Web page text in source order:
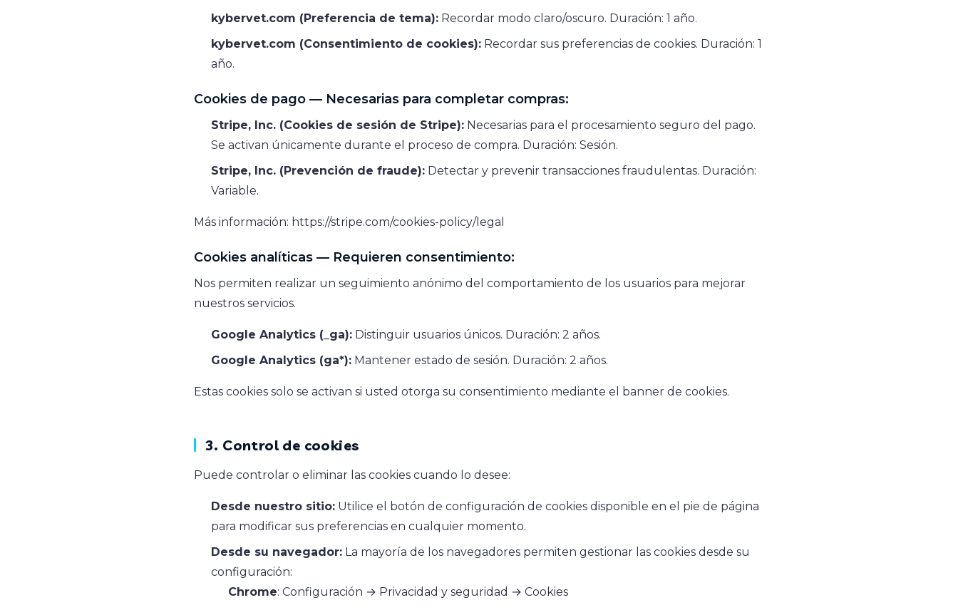
kybervet.com (Preferencia de tema): Recordar modo claro/oscuro. Duración: 1 año.
kybervet.com (Consentimiento de cookies): Recordar sus preferencias de cookies. Duración: 1
año.
Cookies de pago — Necesarias para completar compras:
Stripe, Inc. (Cookies de sesión de Stripe): Necesarias para el procesamiento seguro del pago.
Se activan únicamente durante el proceso de compra. Duración: Sesión.
Stripe, Inc. (Prevención de fraude): Detectar y prevenir transacciones fraudulentas. Duración:
Variable.
Más información: https://stripe.com/cookies-policy/legal
Cookies analíticas — Requieren consentimiento:
Nos permiten realizar un seguimiento anónimo del comportamiento de los usuarios para mejorar
nuestros servicios.
Google Analytics (_ga): Distinguir usuarios únicos. Duración: 2 años.
Google Analytics (ga*): Mantener estado de sesión. Duración: 2 años.
Estas cookies solo se activan si usted otorga su consentimiento mediante el banner de cookies.
3. Control de cookies
Puede controlar o eliminar las cookies cuando lo desee:
Desde nuestro sitio: Utilice el botón de configuración de cookies disponible en el pie de página
para modificar sus preferencias en cualquier momento.
Desde su navegador: La mayoría de los navegadores permiten gestionar las cookies desde su
configuración:
Chrome: Configuración → Privacidad y seguridad → Cookies